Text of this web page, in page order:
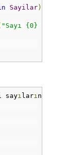
Sayilar)
"Sayı {0} {1}tir."
sayı ların tek